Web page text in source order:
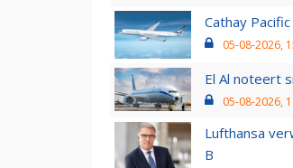
Cathay
05-08-2026,
El Al noteert
05-08-2026,
Lufthansa
B